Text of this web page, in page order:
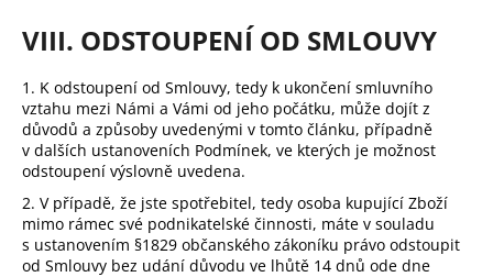
VIII. ODSTOUPENÍ OD SMLOUVY
1. K odstoupení od Smlouvy, tedy k ukončení smluvního
vztahu mezi Námi a Vámi od jeho počátku, může dojít z
důvodů a způsoby uvedenými v tomto článku, případně
v dalších ustanoveních Podmínek, ve kterých je možnost
odstoupení výslovně uvedena.
2. V případě, že jste spotřebitel, tedy osoba kupující Zboží
mimo rámec své podnikatelské činnosti, máte v souladu
s ustanovením §1829 občanského zákoníku právo odstoupit
od Smlouvy bez udání důvodu ve lhůtě 14 dnů ode dne